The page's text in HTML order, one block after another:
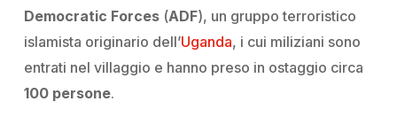
Democratic Forces (ADF), un gruppo terroristico
islamista originario dell’Uganda, i cui miliziani sono
entrati nel villaggio e hanno preso in ostaggio circa
100 persone.